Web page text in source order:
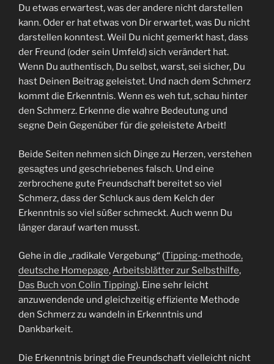
Du etwas erwartest, was der andere nicht darstellen
kann. Oder er hat etwas von Dir erwartet, was Du nicht
darstellen konntest. Weil Du nicht gemerkt hast, dass
der Freund (oder sein Umfeld) sich verändert hat.
Wenn Du authentisch, Du selbst, warst, sei sicher, Du
hast Deinen Beitrag geleistet. Und nach dem Schmerz
kommt die Erkenntnis. Wenn es weh tut, schau hinter
den Schmerz. Erkenne die wahre Bedeutung und
segne Dein Gegenüber für die geleistete Arbeit!
Beide Seiten nehmen sich Dinge zu Herzen, verstehen
gesagtes und geschriebenes falsch. Und eine
zerbrochene gute Freundschaft bereitet so viel
Schmerz, dass der Schluck aus dem Kelch der
Erkenntnis so viel süßer schmeckt. Auch wenn Du
länger darauf warten musst.
Gehe in die „radikale Vergebung“ (Tipping-methode,
deutsche Homepage,Arbeitsblätter zur Selbsthilfe,
Das Buch von Colin Tipping). Eine sehr leicht
anzuwendende und gleichzeitig effiziente Methode
den Schmerz zu wandeln in Erkenntnis und
Dankbarkeit.
Die Erkenntnis bringt die Freundschaft vielleicht nicht